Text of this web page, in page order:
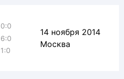
0:0
6:0
1:0
14 ноября 2014
Москва